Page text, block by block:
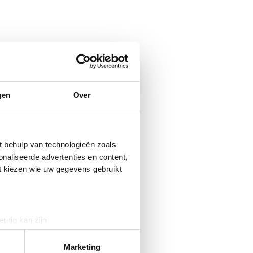
Over
van technologieën zoals
advertenties en content,
wie uw gegevens gebruikt
kan zijn
het
detailgedeeltein. U kunt uw
Marketing